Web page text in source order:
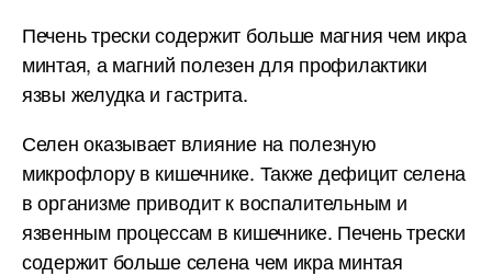
Печень трески содержит больше магния чем икра
минтая, а магний полезен для профилактики
язвы желудка и гастрита.
Селен оказывает влияние на полезную
микрофлору в кишечнике. Также дефицит селена
в организме приводит к воспалительным и
язвенным процессам в кишечнике. Печень трески
содержит больше селена чем икра минтая